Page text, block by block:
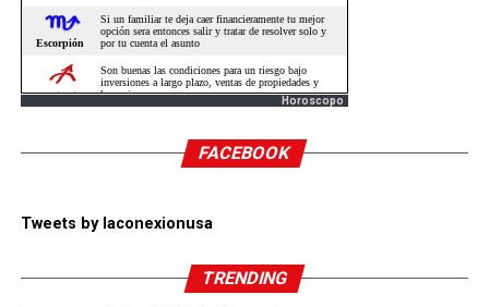
Horoscopo
FACEBOOK
Tweets by laconexionusa
TRENDING